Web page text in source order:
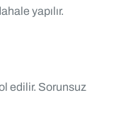
yapılır.
edilir. Sorunsuz